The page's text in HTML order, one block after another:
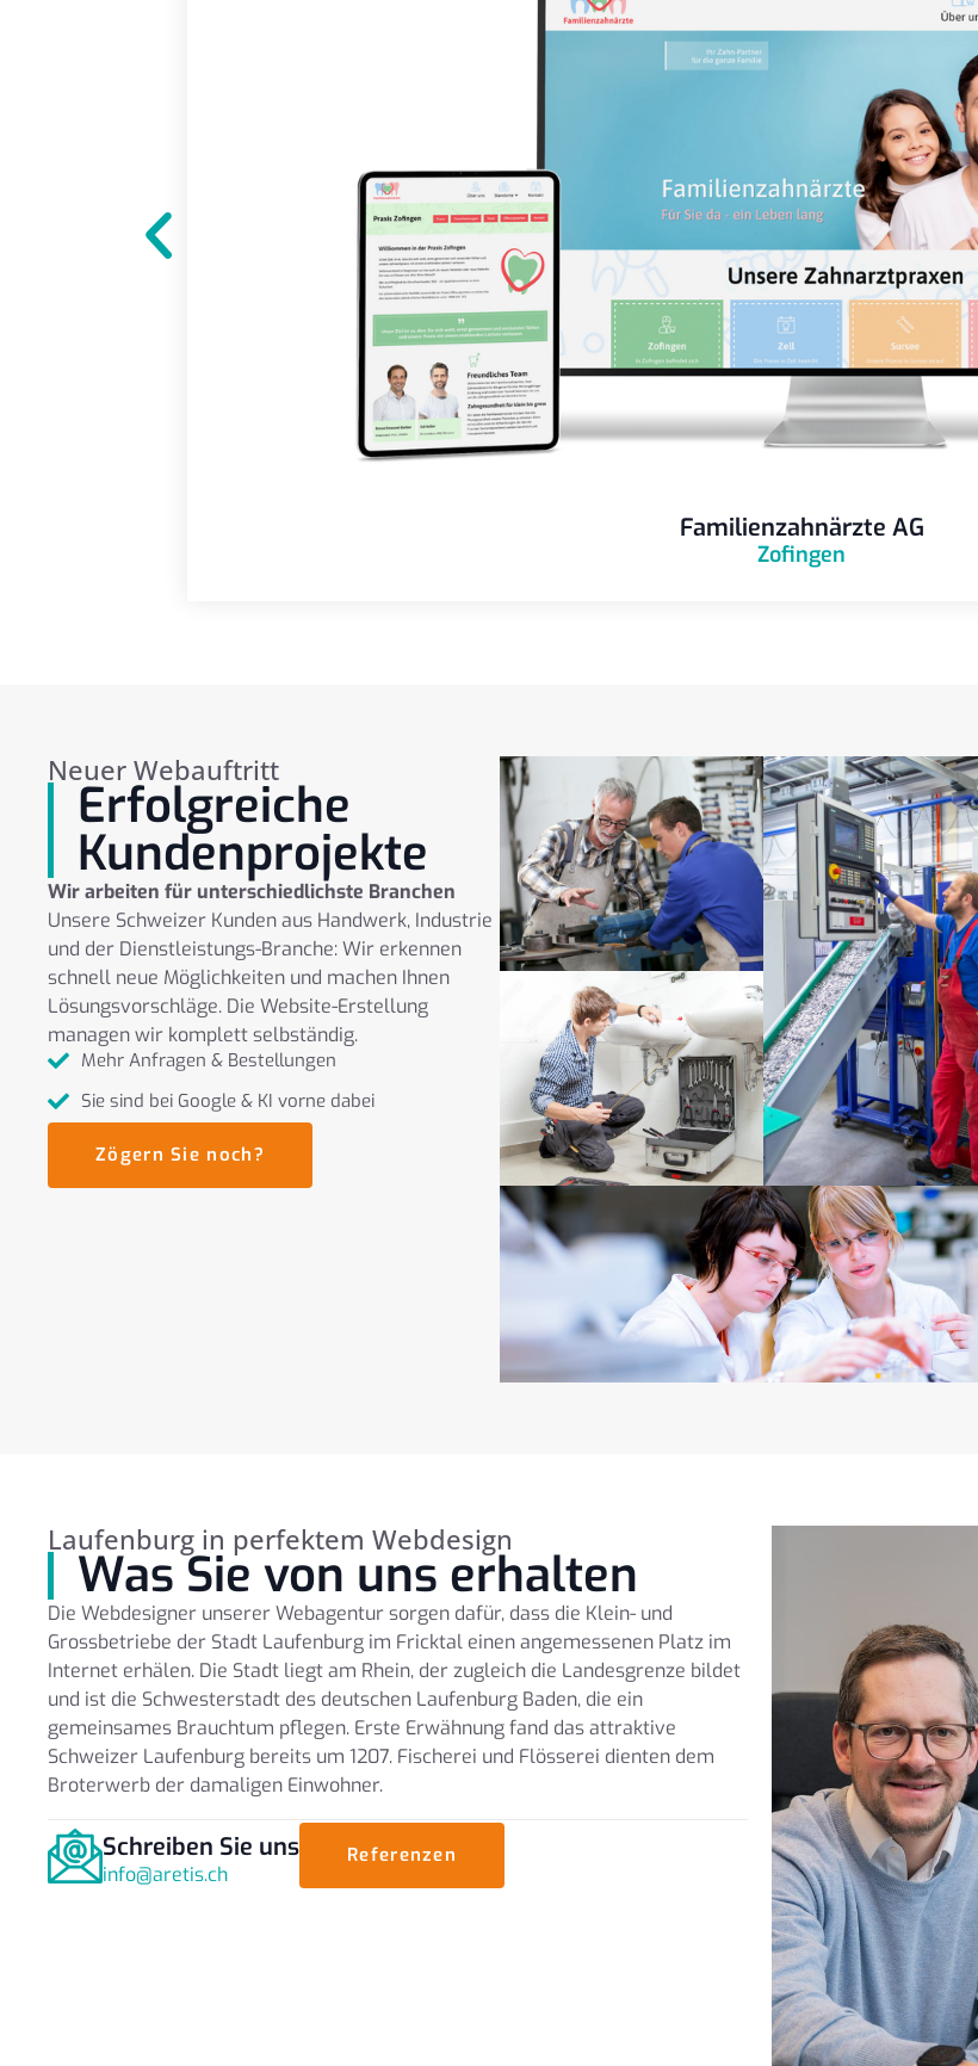
Familienzahnärzte AG
Zofingen
Neuer Webauftritt
Erfolgreiche
Kundenprojekte
Wir arbeiten für unterschiedlichste Branchen
Unsere Schweizer Kunden aus Handwerk, Industrie
und der Dienstleistungs-Branche: Wir erkennen
schnell neue Möglichkeiten und machen Ihnen
Lösungsvorschläge. Die Website-Erstellung
managen wir komplett selbständig.
Mehr Anfragen & Bestellungen
Sie sind bei Google & KI vorne dabei
Zögern Sie noch?
Laufenburg in perfektem Webdesign
Was Sie von uns erhalten
Die Webdesigner unserer Webagentur sorgen dafür, dass die Klein- und
Grossbetriebe der Stadt Laufenburg im Fricktal einen angemessenen Platz im
Internet erhälen. Die Stadt liegt am Rhein, der zugleich die Landesgrenze bildet
und ist die Schwesterstadt des deutschen Laufenburg Baden, die ein
gemeinsames Brauchtum pflegen. Erste Erwähnung fand das attraktive
Schweizer Laufenburg bereits um 1207. Fischerei und Flösserei dienten dem
Broterwerb der damaligen Einwohner.
Schreiben Sie uns
info@aretis.ch
Referenzen